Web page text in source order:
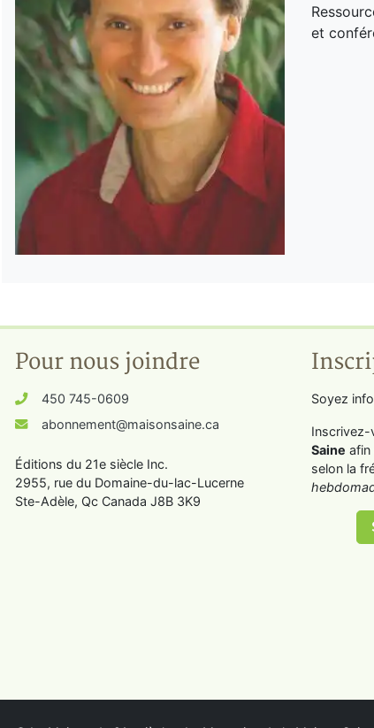
et
Pour nous joindre
450 745-0609
abonnement@maisonsaine.ca
Éditions du 21e siècle Inc.
2955, rue du Domaine-du-lac-Lucerne
Ste-Adèle, Qc Canada J8B 3K9
Soyez
Inscrivez-
Saine afin
selon la